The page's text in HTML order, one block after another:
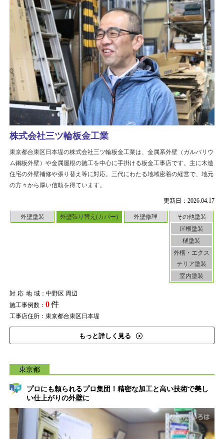
更新日：2026.04.17
外壁塗装 外壁張り替え(カバー) 外壁修理
その他塗装
屋根塗装
樋塗装
外構・エクス
テリア塗装
室内塗装
対応地域：中野区 周辺
施工事例数： 0件
工事店住所：東京都台東区日本堤
もっと詳しく見る
株式会社三ツ輪板金工業
東京都台東区日本堤の株式会社三ツ輪板金工業は、金属系外壁（ガルバリウ
ム鋼板外壁）や金属屋根の施工を中心に手掛ける板金工事店です。主に木造
住宅の外壁補修や張り替え等に対応。三代にわたる地域密着の経営で、地元
の方々から厚い信頼を得ています。
東京都
プロにも頼られるプロ集団！精密な加工と高い技術で美し
い仕上がりの外壁に